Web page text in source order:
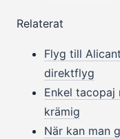
Relaterat
Flyg till
direktflyg
Enkel tacopaj
krämig
När kan man